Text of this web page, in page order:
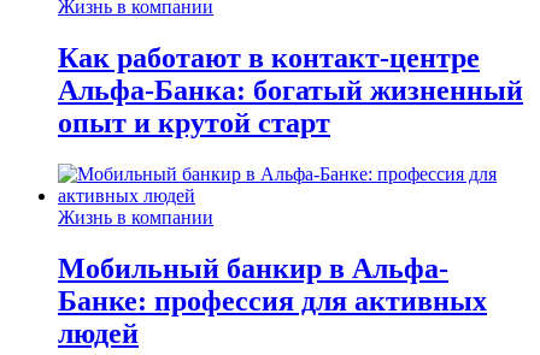
Жизнь в компании
Как работают в контакт-центре
Альфа-Банка: богатый жизненный
опыт и крутой старт
Жизнь в компании
Мобильный банкир в Альфа-
Банке: профессия для активных
людей